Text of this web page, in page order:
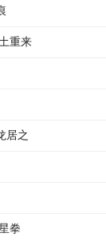
重来
居之
拳